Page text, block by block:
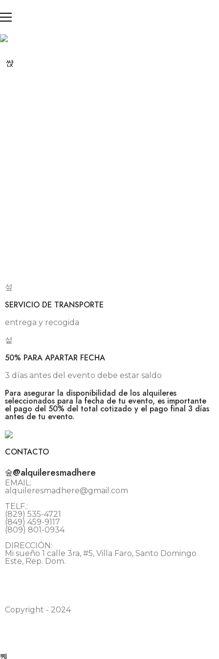
SERVICIO DE TRANSPORTE
entrega y recogida
50% PARA APARTAR FECHA
3 días antes del evento debe estar saldo
Para asegurar la disponibilidad de los alquileres
seleccionados para la fecha de tu evento, es importante
el pago del 50% del total cotizado y el pago final 3 días
antes de tu evento.
CONTACTO
@alquileresmadhere
EMAIL:
alquileresmadhere@gmail.com
TELF.:
(829) 535-4721
(849) 459-9117
(809) 801-0934
DIRECCIÓN:
Mi sueño 1 calle 3ra, #5, Villa Faro, Santo Domingo
Este, Rep. Dom.
Copyright - 2024